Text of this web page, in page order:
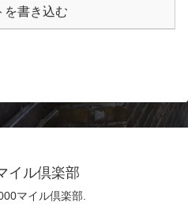
を書き込む
イル倶楽部
マイル倶楽部.